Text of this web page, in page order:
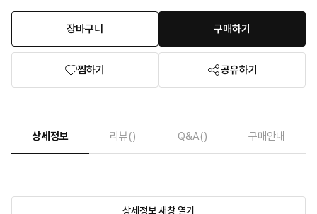
장바구니 구매하기
찜하기 공유하기
상세정보 리뷰() Q&A() 구매안내
상세정보 새창 열기